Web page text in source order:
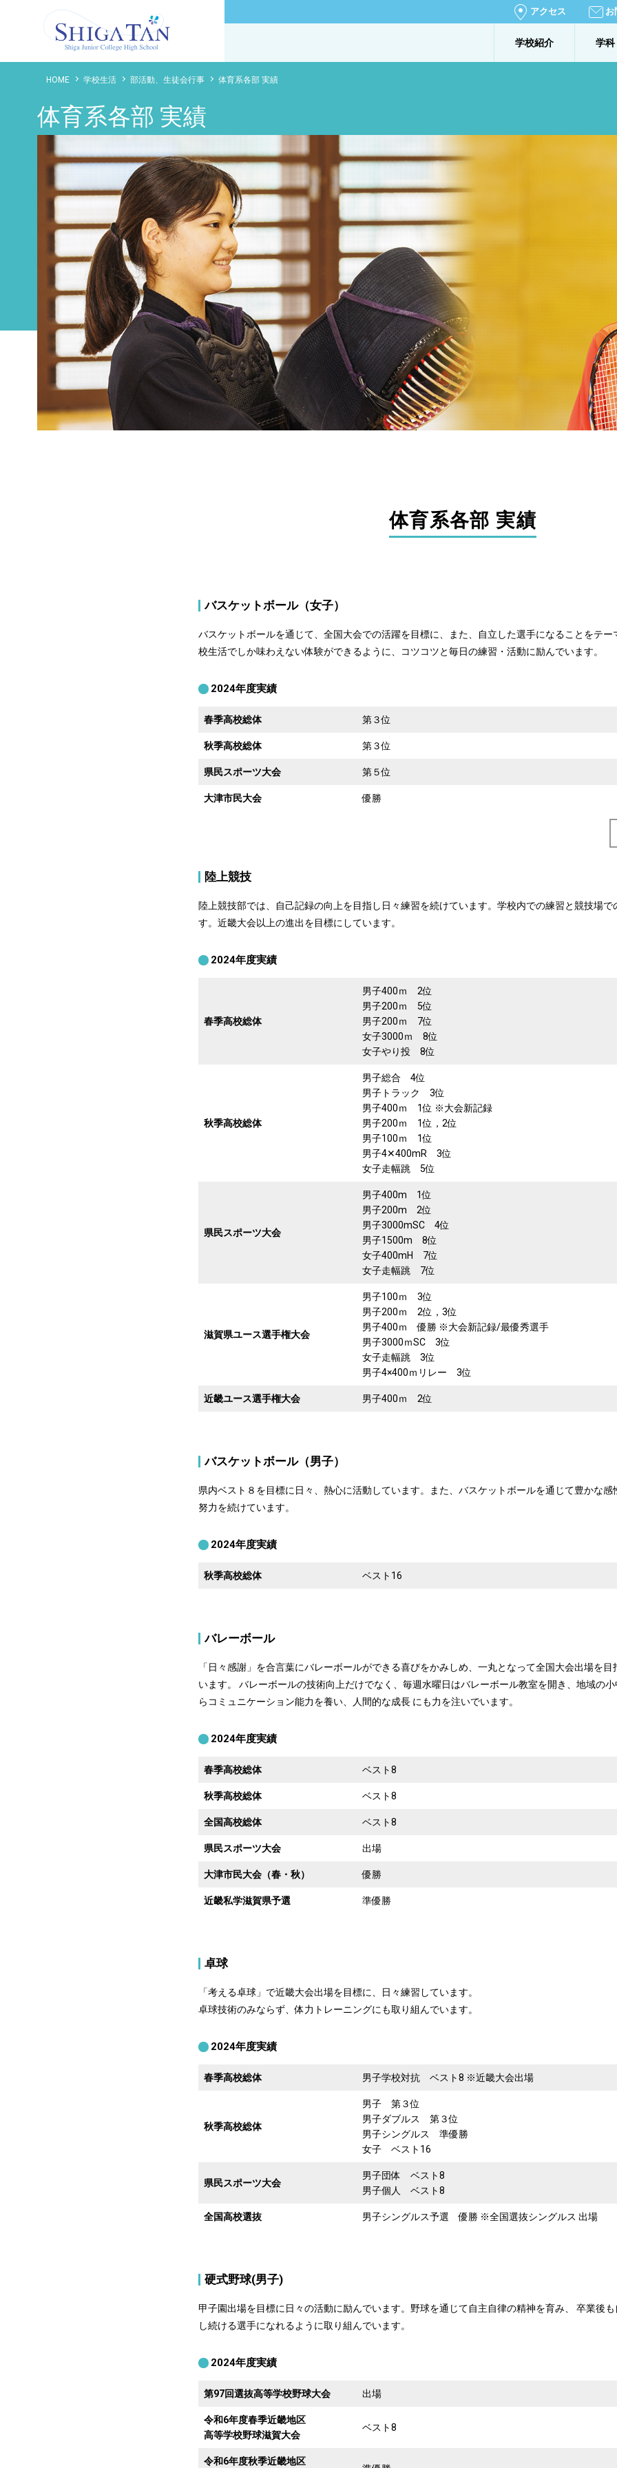
アクセス お
学校紹介 学科
HOME 学校生活 部活動、生徒会行事 体育系各部 実績
体育系各部 実績
体育系各部 実績
バスケットボール（女子）
バスケットボールを通じて、全国大会での活躍を目標に、また、自立した選手になることをテー
校生活でしか味わえない体験ができるように、コツコツと毎日の練習・活動に励んでいます。
2024年度実績
春季高校総体 第３位
秋季高校総体 第３位
県民スポーツ大会 第５位
大津市民大会 優勝
陸上競技
陸上競技部では、自己記録の向上を目指し日々練習を続けています。学校内での練習と競技場で
す。近畿大会以上の進出を目標にしています。
2024年度実績
春季高校総体
男子400ｍ 2位
男子200ｍ 5位
男子200ｍ 7位
女子3000ｍ 8位
女子やり投 8位
秋季高校総体
男子総合 4位
男子トラック 3位
男子400ｍ 1位 ※大会新記録
男子200ｍ 1位，2位
男子100ｍ 1位
男子4✕400mR 3位
女子走幅跳 5位
県民スポーツ大会
男子400m 1位
男子200m 2位
男子3000mSC 4位
男子1500m 8位
女子400mH 7位
女子走幅跳 7位
滋賀県ユース選手権大会
男子100ｍ 3位
男子200ｍ 2位，3位
男子400ｍ 優勝 ※大会新記録/最優秀選手
男子3000ｍSC 3位
女子走幅跳 3位
男子4×400ｍリレー 3位
近畿ユース選手権大会 男子400ｍ 2位
バスケットボール（男子）
県内ベスト８を目標に日々、熱心に活動しています。また、バスケットボールを通じて豊かな感
努力を続けています。
2024年度実績
秋季高校総体 ベスト16
バレーボール
「日々感謝」を合言葉にバレーボールができる喜びをかみしめ、一丸となって全国大会出場を
います。 バレーボールの技術向上だけでなく、毎週水曜日はバレーボール教室を開き、地域の
らコミュニケーション能力を養い、人間的な成長 にも力を注いでいます。
2024年度実績
春季高校総体 ベスト8
秋季高校総体 ベスト8
全国高校総体 ベスト8
県民スポーツ大会 出場
大津市民大会（春・秋） 優勝
近畿私学滋賀県予選 準優勝
卓球
「考える卓球」で近畿大会出場を目標に、日々練習しています。
卓球技術のみならず、体力トレーニングにも取り組んでいます。
2024年度実績
春季高校総体 男子学校対抗 ベスト8 ※近畿大会出場
秋季高校総体
男子 第３位
男子ダブルス 第３位
男子シングルス 準優勝
女子 ベスト16
県民スポーツ大会
男子団体 ベスト8
男子個人 ベスト8
全国高校選抜 男子シングルス予選 優勝 ※全国選抜シングルス 出場
硬式野球(男子)
甲子園出場を目標に日々の活動に励んでいます。野球を通じて自主自律の精神を育み、 卒業後
し続ける選手になれるように取り組んでいます。
2024年度実績
第97回選抜高等学校野球大会 出場
令和6年度春季近畿地区
高等学校野球滋賀大会
ベスト8
令和6年度秋季近畿地区